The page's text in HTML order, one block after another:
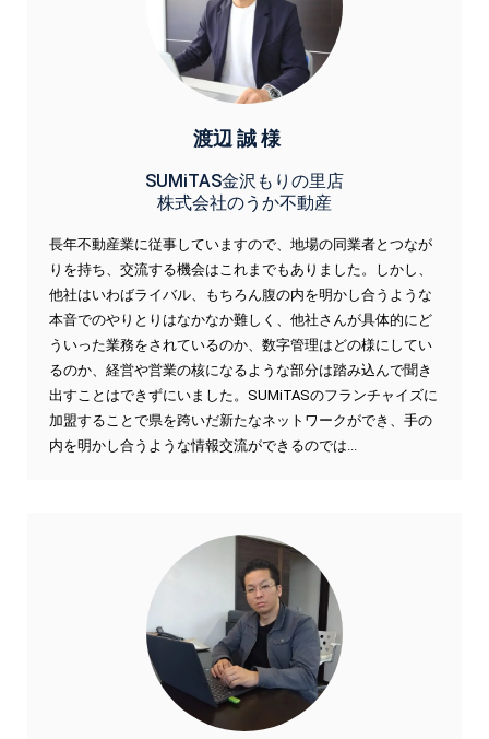
渡辺 誠 様
SUMiTAS金沢もりの里店
株式会社のうか不動産
長年不動産業に従事していますので、地場の同業者とつなが
りを持ち、交流する機会はこれまでもありました。しかし、
他社はいわばライバル、もちろん腹の内を明かし合うような
本音でのやりとりはなかなか難しく、他社さんが具体的にど
ういった業務をされているのか、数字管理はどの様にしてい
るのか、経営や営業の核になるような部分は踏み込んで聞き
出すことはできずにいました。SUMiTASのフランチャイズに
加盟することで県を跨いだ新たなネットワークができ、手の
内を明かし合うような情報交流ができるのでは...